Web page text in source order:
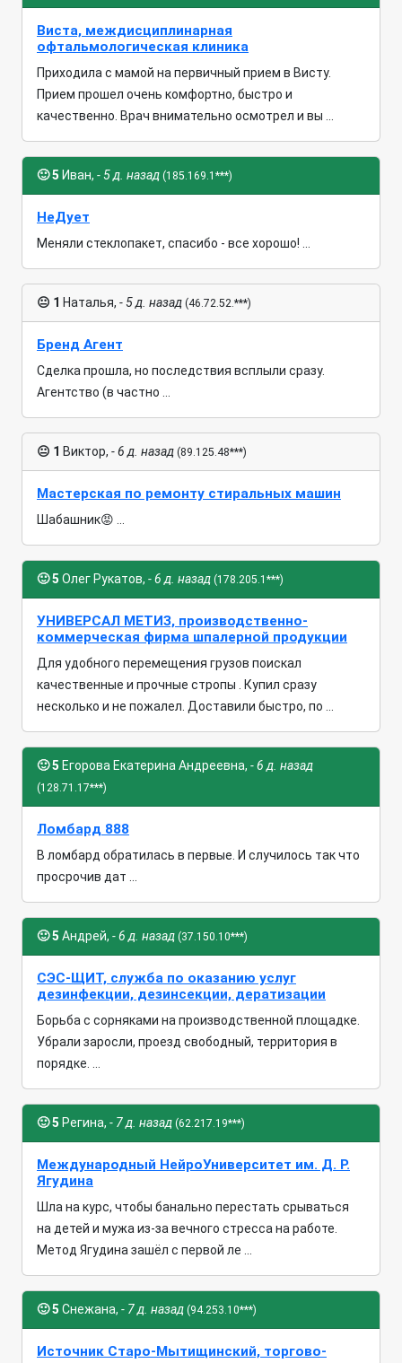
Виста, междисциплинарная
офтальмологическая клиника
Приходила с мамой на первичный прием в Висту.
Прием прошел очень комфортно, быстро и
качественно. Врач внимательно осмотрел и вы ...
🙂5 Иван, - 5 д. назад (185.169.1***)
НеДует
Меняли стеклопакет, спасибо - все хорошо! ...
😐 1 Наталья, - 5 д. назад (46.72.52.***)
Бренд Агент
Сделка прошла, но последствия всплыли сразу.
Агентство (в частно ...
😐 1 Виктор, - 6 д. назад (89.125.48***)
Мастерская по ремонту стиральных машин
Шабашник😡 ...
🙂5 Олег Рукатов, - 6 д. назад (178.205.1***)
УНИВЕРСАЛ МЕТИЗ, производственно-
коммерческая фирма шпалерной продукции
Для удобного перемещения грузов поискал
качественные и прочные стропы . Купил сразу
несколько и не пожалел. Доставили быстро, по ...
🙂5 Егорова Екатерина Андреевна, - 6 д. назад
(128.71.17***)
Ломбард 888
В ломбард обратилась в первые. И случилось так что
просрочив дат ...
🙂5 Андрей, - 6 д. назад (37.150.10***)
СЭС-ЩИТ, служба по оказанию услуг
дезинфекции, дезинсекции, дератизации
Борьба с сорняками на производственной площадке.
Убрали заросли, проезд свободный, территория в
порядке. ...
🙂5 Регина, - 7 д. назад (62.217.19***)
Международный НейроУниверситет им. Д. Р.
Ягудина
Шла на курс, чтобы банально перестать срываться
на детей и мужа из-за вечного стресса на работе.
Метод Ягудина зашёл с первой ле ...
🙂5 Снежана, - 7 д. назад (94.253.10***)
Источник Старо-Мытищинский, торгово-